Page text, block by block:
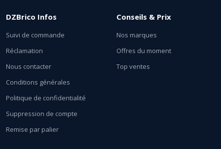
DZBrico Infos
Suivi de commande
Réclamation
Nous contacter
Conditions générales
Politique de confidentialité
Suppression de compte
Remise par palier
Conseils & Prix
Nos marques
Offres du moment
Top ventes